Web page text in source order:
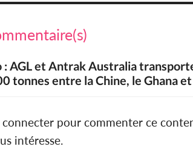
: AGL et Antrak Australia
tonnes entre la Chine, le Ghana
connecter pour commenter ce
intéresse.